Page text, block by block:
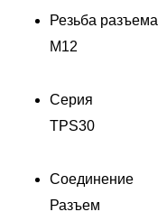
Резьба разъема
M12
Серия
TPS30
Соединение
Разъем